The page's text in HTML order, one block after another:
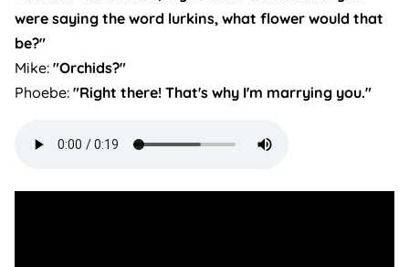
were saying the word lurkins, what flower would that
be?"
Mike: "Orchids?"
Phoebe: "Right there! That's why I'm marrying you."